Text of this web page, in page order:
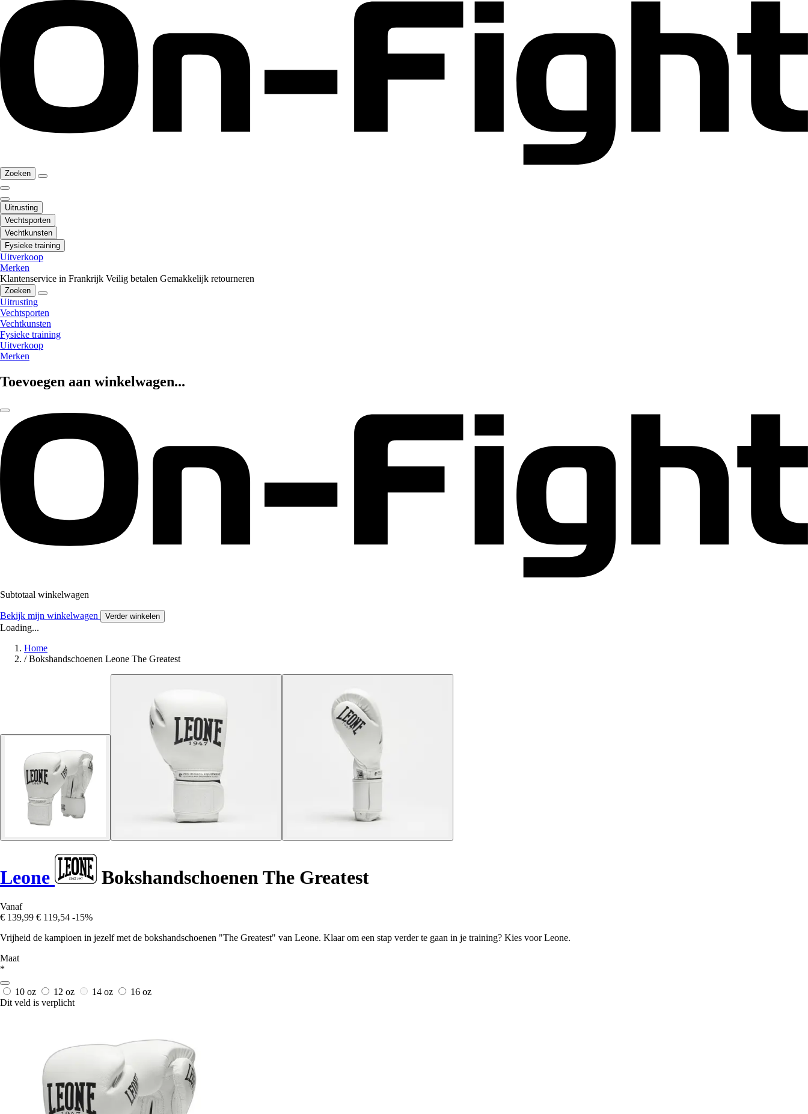
Zoeken
Uitrusting
Vechtsporten
Vechtkunsten
Fysieke training
Uitverkoop
Merken
Klantenservice in Frankrijk Veilig betalen Gemakkelijk retourneren
Zoeken
Uitrusting
Vechtsporten
Vechtkunsten
Fysieke training
Uitverkoop
Merken
Toevoegen aan winkelwagen...
Subtotaal winkelwagen
Bekijk mijn winkelwagen Verder winkelen
Loading...
Home
/ Bokshandschoenen Leone The Greatest
Leone Bokshandschoenen The Greatest
Vanaf
€ 139,99 € 119,54 -15%
Vrijheid de kampioen in jezelf met de bokshandschoenen "The Greatest" van Leone. Klaar om een stap verder te gaan in je training? Kies voor Leone.
Maat
*
10 oz 12 oz 14 oz
16 oz
Dit veld is verplicht